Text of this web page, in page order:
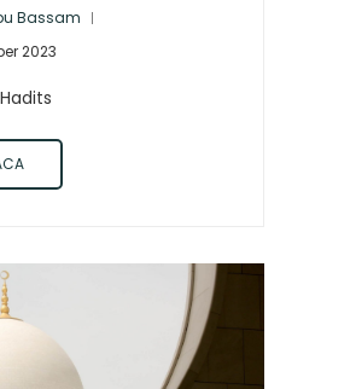
Bassam
2023